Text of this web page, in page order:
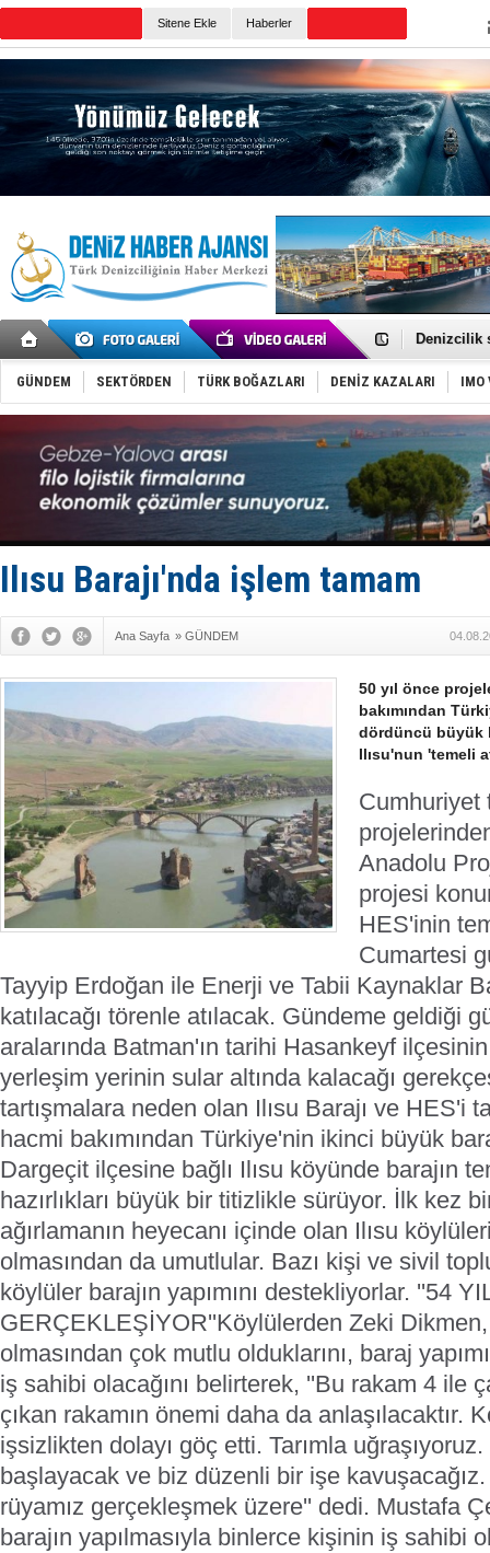
Sitene Ekle Haberler
Rusya,
Enejota
‘14.
Taksi
TÜRKLİM
SOCAR da
Dünyanın
Keşfedildi:
D-Marin,
GÜNDEM SEKTÖRDEN TÜRK BOĞAZLARI DENİZ KAZALARI IMO
Ilısu Barajı'nda işlem tamam
Ana Sayfa » GÜNDEM
50 yıl önce
bakımından
dördüncü büyük
Ilısu'nun 'temeli
Cumhuriyet
Anadolu
projesi
HES'inin
Cumartesi
Tayyip Erdoğan ile Enerji ve Tabii Kaynaklar
katılacağı törenle atılacak. Gündeme geldiği
aralarında Batman'ın tarihi Hasankeyf
yerleşim yerinin sular altında kalacağı
tartışmalara neden olan Ilısu Barajı ve HES'i
hacmi bakımından Türkiye'nin ikinci büyük
Dargeçit ilçesine bağlı Ilısu köyünde barajın
hazırlıkları büyük bir titizlikle sürüyor. İlk kez
ağırlamanın heyecanı içinde olan Ilısu
olmasından da umutlular. Bazı kişi ve sivil
köylüler barajın yapımını destekliyorlar. ''54
GERÇEKLEŞİYOR''Köylülerden Zeki Dikmen,
olmasından çok mutlu olduklarını, baraj
iş sahibi olacağını belirterek, ''Bu rakam 4 ile
çıkan rakamın önemi daha da anlaşılacaktır.
işsizlikten dolayı göç etti. Tarımla
başlayacak ve biz düzenli bir işe
rüyamız gerçekleşmek üzere'' dedi. Mustafa
barajın yapılmasıyla binlerce kişinin iş sahibi